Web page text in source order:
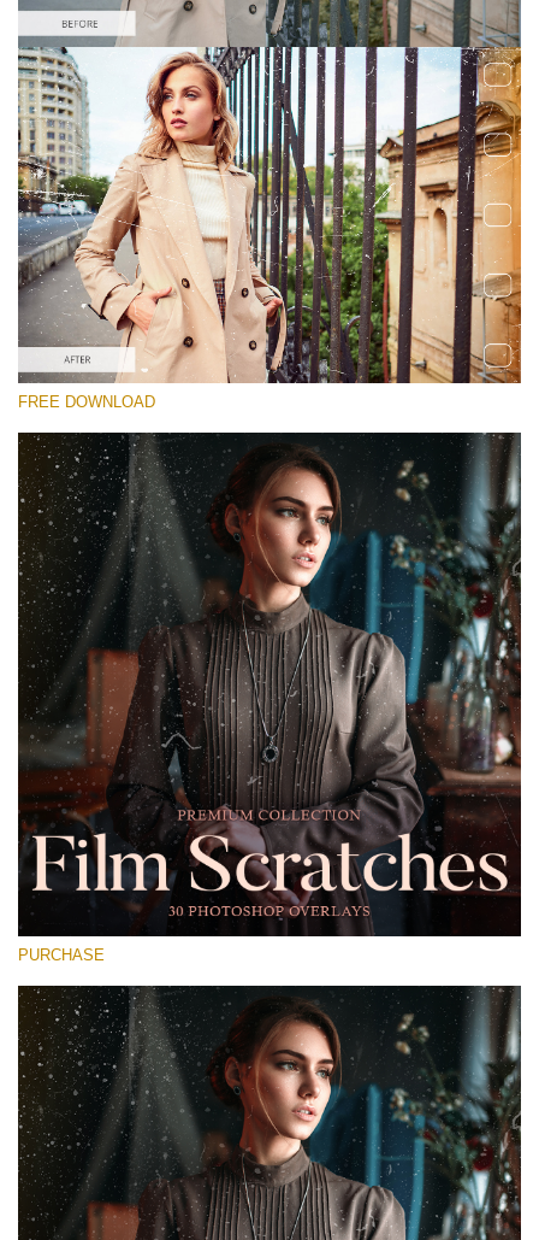
कृपया चुने
Free Photoshop Overlay #1
Small 800*533px
Film Scratches
(30 Overlays)
Large 6000*4000px
(347 Overlays)
Large 6000*4000px
Entire Collection
(1783 Overlays)
Large 6000*4000px
मुफ्त डाउनलोड
FREE DOWNLOAD
PURCHASE